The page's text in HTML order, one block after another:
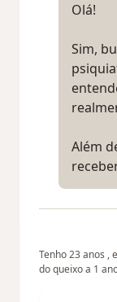
Olá!
Sim,
Além
Tenho 23 anos ,
do queixo a 1